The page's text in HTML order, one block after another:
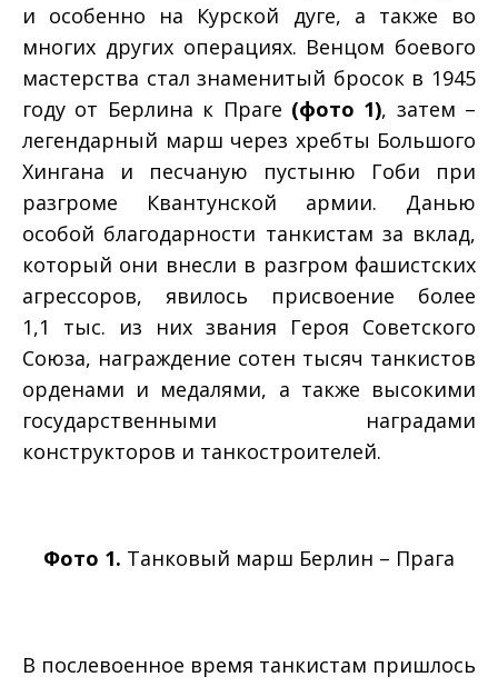
и особенно на Курской дуге, а также во
многих других операциях. Венцом боевого
мастерства стал знаменитый бросок в 1945
году от Берлина к Праге (фото 1), затем –
легендарный марш через хребты Большого
Хингана и песчаную пустыню Гоби при
разгроме Квантунской армии. Данью
особой благодарности танкистам за вклад,
который они внесли в разгром фашистских
агрессоров, явилось присвоение более
1,1 тыс. из них звания Героя Советского
Союза, награждение сотен тысяч танкистов
орденами и медалями, а также высокими
государственными наградами
конструкторов и танкостроителей.
Фото 1. Танковый марш Берлин – Прага
В послевоенное время танкистам пришлось